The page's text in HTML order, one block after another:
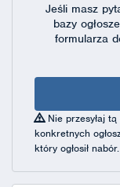
Jeśli masz
bazy
formularza
Nie przesyłaj
konkretnych
który ogłosił nabór.